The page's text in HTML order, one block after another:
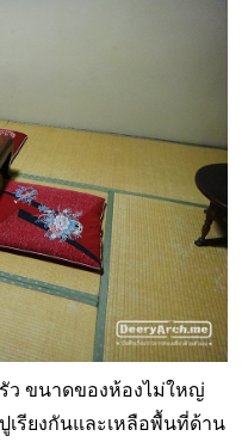
ว ขนาดของห้องไม่ใหญ่
เรียงกันและเหลือพื้นที่ด้าน